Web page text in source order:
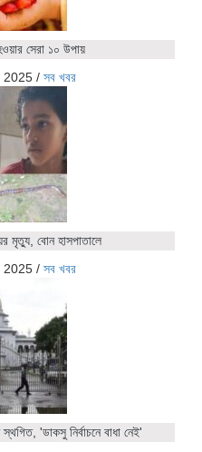
সেরা ১০ উপায়
2025 / সব খবর
মৃত্যু, বোন হাসপাতালে
2025 / সব খবর
'ডাকসু নির্বাচনে বাধা নেই'